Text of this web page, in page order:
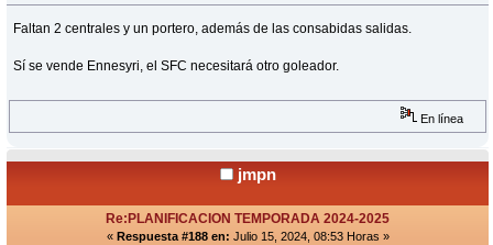
Faltan 2 centrales y un portero, además de las consabidas salidas.
Sí se vende Ennesyri, el SFC necesitará otro goleador.
En línea
jmpn
Re:PLANIFICACION TEMPORADA 2024-2025
« Respuesta #188 en: Julio 15, 2024, 08:53 Horas »